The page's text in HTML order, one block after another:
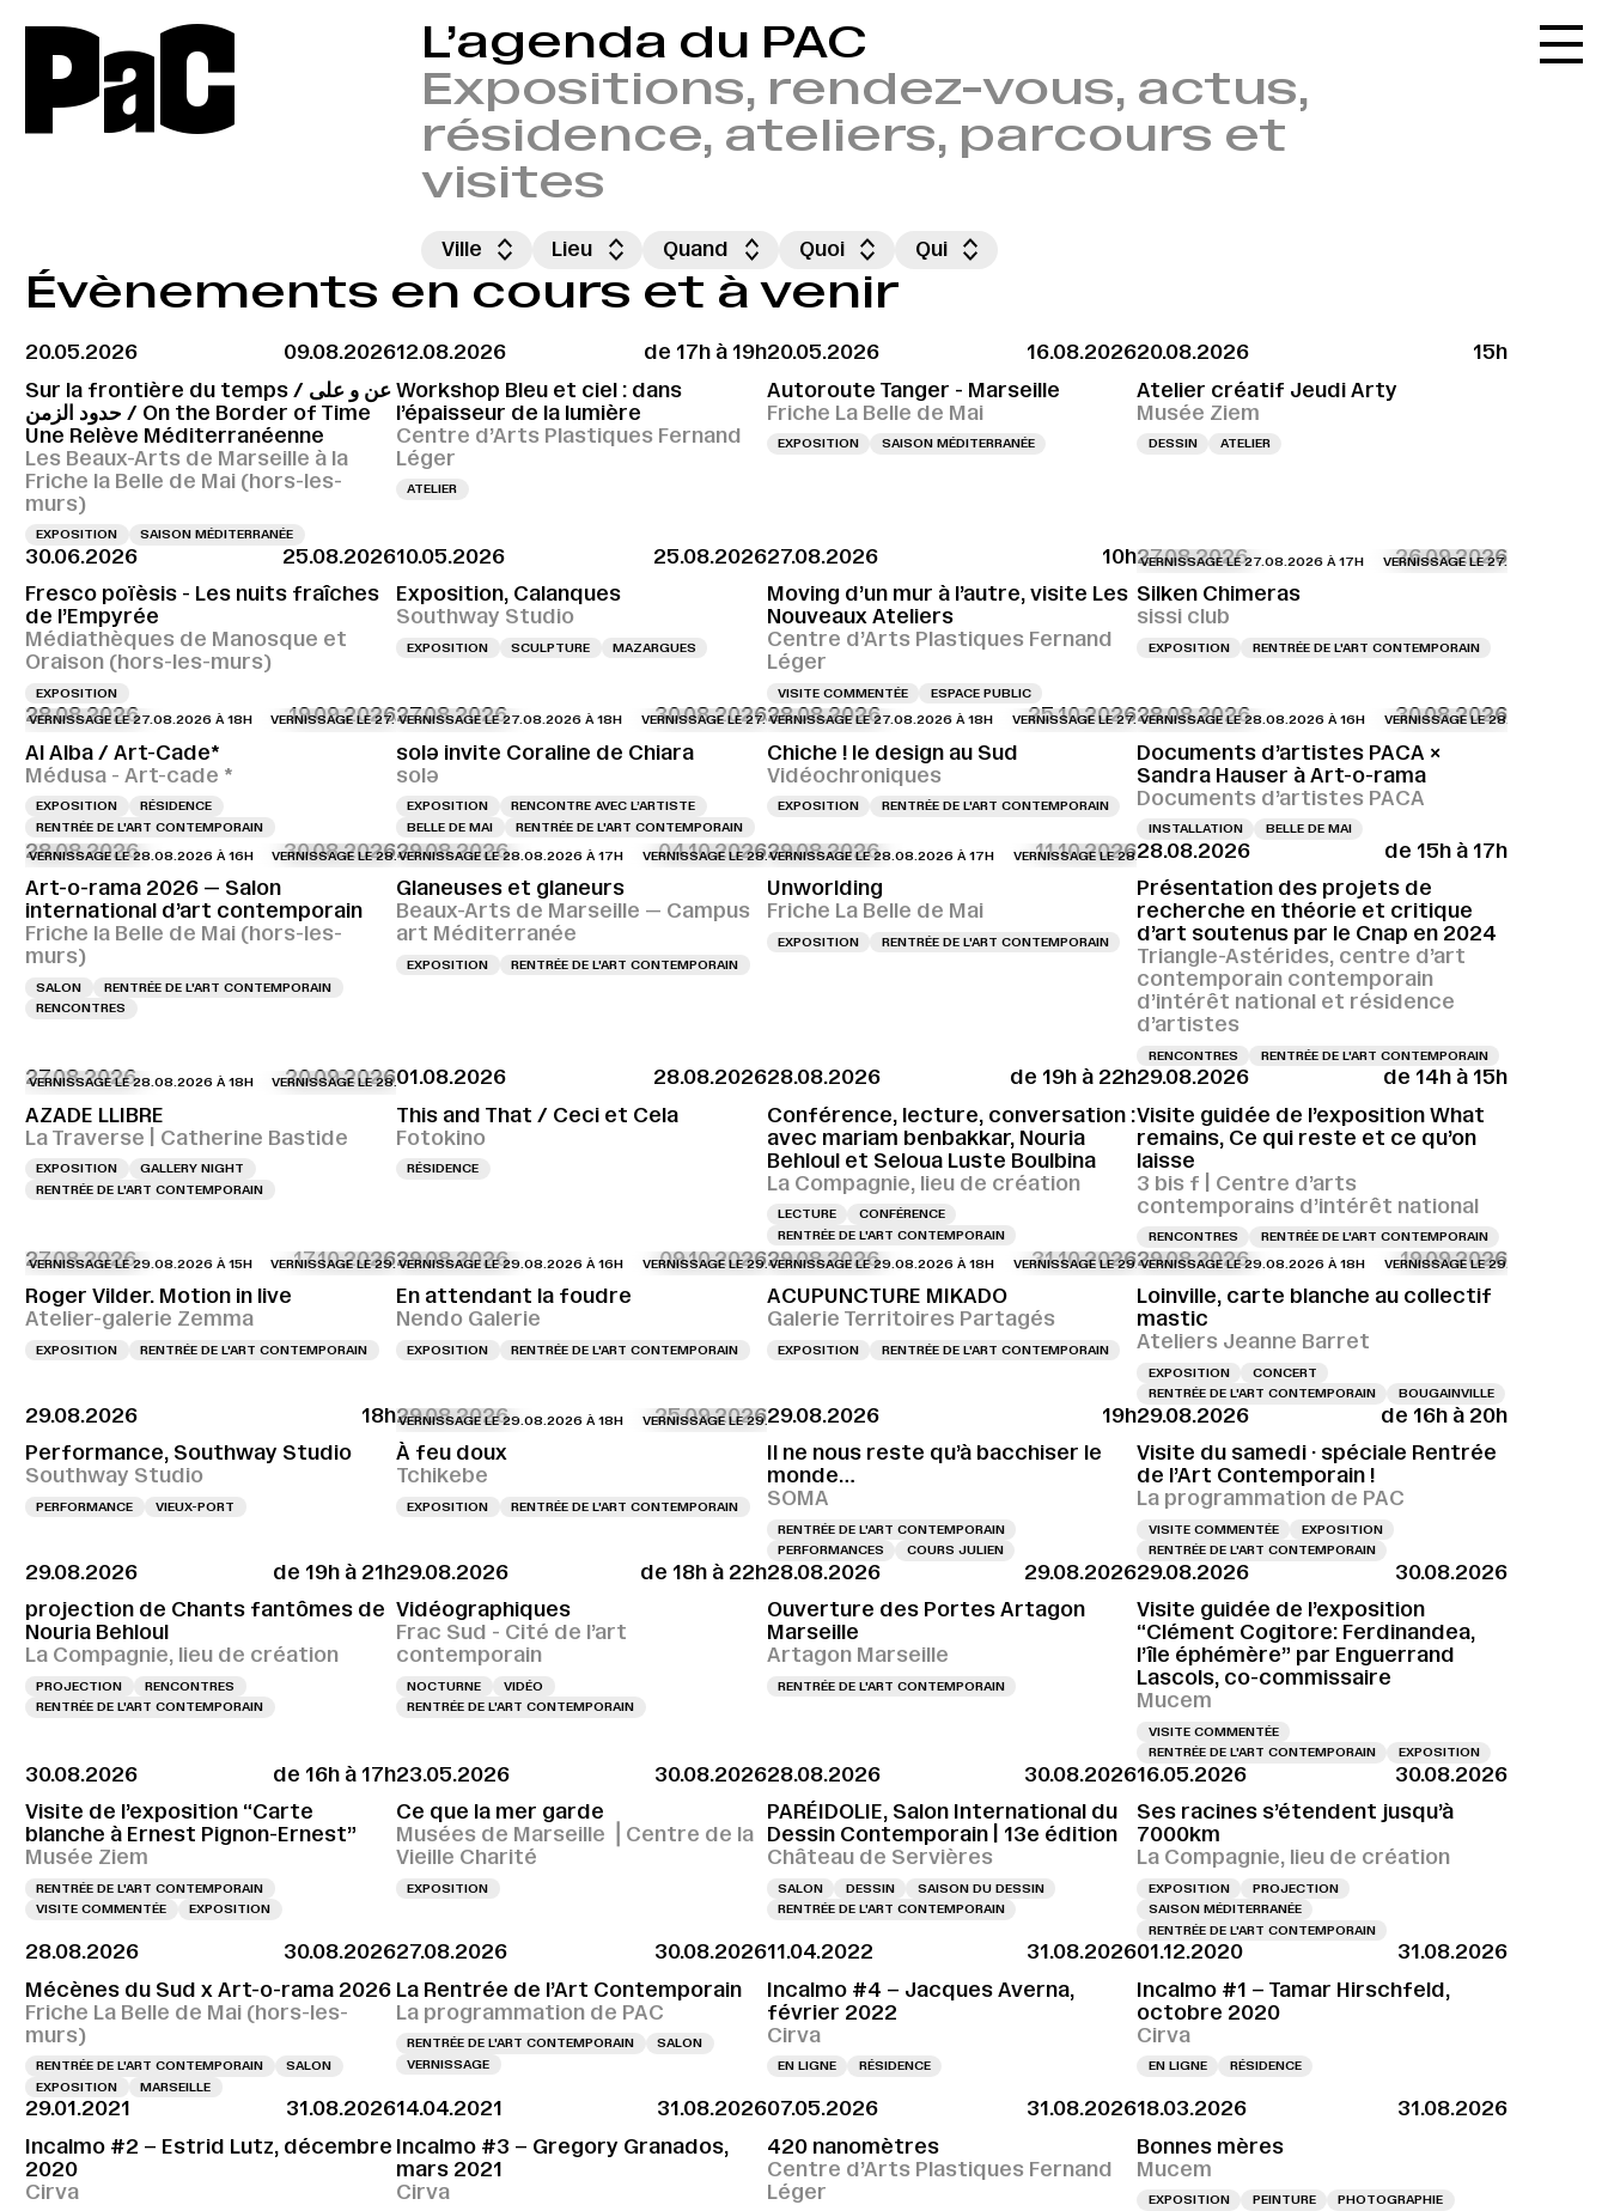
PaC
Accueil
Le journal
L’agenda du PAC
Expositions, rendez-vous, actus,
résidence, ateliers, parcours et
visites
Ville Lieu Quand Quoi Qui
Évènements en cours et à venir
20.05.2026
09.08.2026
Sur la frontière du temps / عن و على
حدود الزمن / On the Border of Time
Une Relève Méditerranéenne
Les Beaux-Arts de Marseille à la
Friche la Belle de Mai (hors-les-
murs)
EXPOSITION SAISON MÉDITERRANÉE
12.08.2026
de 17h à 19h
Workshop Bleu et ciel : dans
l’épaisseur de la lumière
Centre d’Arts Plastiques Fernand
Léger
ATELIER
20.05.2026
16.08.2026
Autoroute Tanger - Marseille
Friche La Belle de Mai
EXPOSITION SAISON MÉDITERRANÉE
20.08.2026
15h
Atelier créatif Jeudi Arty
Musée Ziem
DESSIN ATELIER
30.06.2026
25.08.2026
Fresco poïèsis - Les nuits fraîches
de l’Empyrée
Médiathèques de Manosque et
Oraison (hors-les-murs)
EXPOSITION
10.05.2026
25.08.2026
Exposition, Calanques
Southway Studio
EXPOSITION SCULPTURE MAZARGUES
27.08.2026
10h
Moving d’un mur à l’autre, visite Les
Nouveaux Ateliers
Centre d’Arts Plastiques Fernand
Léger
VISITE COMMENTÉE ESPACE PUBLIC
27.08.2026 26.09.2026
VERNISSAGE LE 27.08.2026 À 17H VERNISSAGE LE 27.08.2026 À 17H
Silken Chimeras
sissi club
EXPOSITION RENTRÉE DE L'ART CONTEMPORAIN
28.08.2026 19.09.2026
LE 27.08.2026 À 18H VERNISSAGE LE 27.08.2026 À 18H VERNISSAGE LE 27.08.2026 À 18H VERNISSAGE LE 27.08.2026 À 18H VERNISSAGE LE 27.08.2026 À 18H VERNISSAGE LE 27.08.2026 À 18H
Al Alba / Art-Cade*
Médusa - Art-cade *
EXPOSITION
RÉSIDENCE
RENTRÉE DE L'ART CONTEMPORAIN
27.08.2026 30.08.2026
VERNISSAGE LE 27.08.2026 À 18H VERNISSAGE LE 27.08.2026 À 18H VERNISSAGE LE 27.08.2026 À 18H VERNISSAGE LE 27.08.2026 À 18H VERNISSAGE LE 27.08.2026 À 18H
solə invite Coraline de Chiara
solə
EXPOSITION
RENCONTRE AVEC L’ARTISTE
BELLE DE MAI
RENTRÉE DE L'ART CONTEMPORAIN
28.08.2026 25.10.2026
VERNISSAGE LE 27.08.2026 À 18H VERNISSAGE LE 27.08.2026 À 18H VERNISSAGE LE 27.08.2026 À 18H VERNISSAGE LE
Chiche ! le design au Sud
Vidéochroniques
EXPOSITION RENTRÉE DE L'ART CONTEMPORAIN
28.08.2026 30.08.2026
VERNISSAGE LE 28.08.2026 À 16H VERNISSAGE LE 28.08.2026 À 16H
Documents d’artistes PACA ×
Sandra Hauser à Art-o-rama
Documents d’artistes PACA
INSTALLATION BELLE DE MAI
28.08.2026 30.08.2026
LE 28.08.2026 À 16H VERNISSAGE LE 28.08.2026 À 16H VERNISSAGE LE 28.08.2026 À 16H VERNISSAGE LE 28.08.2026 À 16H VERNISSAGE LE 28.08.2026 À 16H VERNISSAGE LE 28.08.2026 À 16H
Art-o-rama 2026 — Salon
international d’art contemporain
Friche la Belle de Mai (hors-les-
murs)
SALON
RENTRÉE DE L'ART CONTEMPORAIN
RENCONTRES
29.08.2026 04.10.2026
VERNISSAGE LE 28.08.2026 À 17H VERNISSAGE LE 28.08.2026 À 17H VERNISSAGE LE 28.08.2026 À 17H VERNISSAGE LE 28.08.2026 À 17H VERNISSAGE LE 28.08.2026 À 17H
Glaneuses et glaneurs
Beaux-Arts de Marseille — Campus
art Méditerranée
EXPOSITION RENTRÉE DE L'ART CONTEMPORAIN
29.08.2026 11.10.2026
VERNISSAGE LE 28.08.2026 À 17H VERNISSAGE LE 28.08.2026 À 17H VERNISSAGE LE 28.08.2026 À 17H VERNISSAGE LE
Unworlding
Friche La Belle de Mai
EXPOSITION RENTRÉE DE L'ART CONTEMPORAIN
28.08.2026
de 15h à 17h
Présentation des projets de
recherche en théorie et critique
d’art soutenus par le Cnap en 2024
Triangle-Astérides, centre d’art
contemporain contemporain
d’intérêt national et résidence
d’artistes
RENCONTRES RENTRÉE DE L'ART CONTEMPORAIN
27.08.2026 20.09.2026
LE 28.08.2026 À 18H VERNISSAGE LE 28.08.2026 À 18H VERNISSAGE LE 28.08.2026 À 18H VERNISSAGE LE 28.08.2026 À 18H VERNISSAGE LE 28.08.2026 À 18H VERNISSAGE LE 28.08.2026 À 18H
AZADE LLIBRE
La Traverse | Catherine Bastide
EXPOSITION
GALLERY NIGHT
RENTRÉE DE L'ART CONTEMPORAIN
01.08.2026
28.08.2026
This and That / Ceci et Cela
Fotokino
RÉSIDENCE
28.08.2026
de 19h à 22h
Conférence, lecture, conversation :
avec mariam benbakkar, Nouria
Behloul et Seloua Luste Boulbina
La Compagnie, lieu de création
LECTURE
CONFÉRENCE
RENTRÉE DE L'ART CONTEMPORAIN
29.08.2026
de 14h à 15h
Visite guidée de l’exposition What
remains, Ce qui reste et ce qu’on
laisse
3 bis f | Centre d’arts
contemporains d’intérêt national
RENCONTRES RENTRÉE DE L'ART CONTEMPORAIN
27.08.2026 17.10.2026
LE 29.08.2026 À 15H VERNISSAGE LE 29.08.2026 À 15H VERNISSAGE LE 29.08.2026 À 15H VERNISSAGE LE 29.08.2026 À 15H VERNISSAGE LE 29.08.2026 À 15H VERNISSAGE LE 29.08.2026 À 15H
Roger Vilder. Motion in live
Atelier-galerie Zemma
EXPOSITION RENTRÉE DE L'ART CONTEMPORAIN
29.08.2026 09.10.2026
VERNISSAGE LE 29.08.2026 À 16H VERNISSAGE LE 29.08.2026 À 16H VERNISSAGE LE 29.08.2026 À 16H VERNISSAGE LE 29.08.2026 À 16H VERNISSAGE LE 29.08.2026 À 16H
En attendant la foudre
Nendo Galerie
EXPOSITION RENTRÉE DE L'ART CONTEMPORAIN
29.08.2026 31.10.2026
VERNISSAGE LE 29.08.2026 À 18H VERNISSAGE LE 29.08.2026 À 18H VERNISSAGE LE 29.08.2026 À 18H VERNISSAGE LE
ACUPUNCTURE MIKADO
Galerie Territoires Partagés
EXPOSITION RENTRÉE DE L'ART CONTEMPORAIN
29.08.2026 19.09.2026
VERNISSAGE LE 29.08.2026 À 18H VERNISSAGE LE 29.08.2026 À 18H
Loinville, carte blanche au collectif
mastic
Ateliers Jeanne Barret
EXPOSITION
CONCERT
RENTRÉE DE L'ART CONTEMPORAIN
BOUGAINVILLE
29.08.2026
18h
Performance, Southway Studio
Southway Studio
PERFORMANCE VIEUX-PORT
29.08.2026 25.09.2026
VERNISSAGE LE 29.08.2026 À 18H VERNISSAGE LE 29.08.2026 À 18H VERNISSAGE LE 29.08.2026 À 18H VERNISSAGE LE 29.08.2026 À 18H VERNISSAGE LE 29.08.2026 À 18H
À feu doux
Tchikebe
EXPOSITION RENTRÉE DE L'ART CONTEMPORAIN
29.08.2026
19h
Il ne nous reste qu’à bacchiser le
monde…
SOMA
RENTRÉE DE L'ART CONTEMPORAIN
PERFORMANCES
COURS JULIEN
29.08.2026
de 16h à 20h
Visite du samedi · spéciale Rentrée
de l’Art Contemporain !
La programmation de PAC
VISITE COMMENTÉE
EXPOSITION
RENTRÉE DE L'ART CONTEMPORAIN
29.08.2026
de 19h à 21h
projection de Chants fantômes de
Nouria Behloul
La Compagnie, lieu de création
PROJECTION
RENCONTRES
RENTRÉE DE L'ART CONTEMPORAIN
29.08.2026
de 18h à 22h
Vidéographiques
Frac Sud - Cité de l’art
contemporain
NOCTURNE
VIDÉO
RENTRÉE DE L'ART CONTEMPORAIN
28.08.2026
29.08.2026
Ouverture des Portes Artagon
Marseille
Artagon Marseille
RENTRÉE DE L'ART CONTEMPORAIN
29.08.2026
30.08.2026
Visite guidée de l’exposition
“Clément Cogitore: Ferdinandea,
l’île éphémère” par Enguerrand
Lascols, co-commissaire
Mucem
VISITE COMMENTÉE
RENTRÉE DE L'ART CONTEMPORAIN
EXPOSITION
30.08.2026
de 16h à 17h
Visite de l’exposition “Carte
blanche à Ernest Pignon-Ernest”
Musée Ziem
RENTRÉE DE L'ART CONTEMPORAIN
VISITE COMMENTÉE
EXPOSITION
23.05.2026
30.08.2026
Ce que la mer garde
Musées de Marseille ⎪Centre de la
Vieille Charité
EXPOSITION
28.08.2026
30.08.2026
PARÉIDOLIE, Salon International du
Dessin Contemporain | 13e édition
Château de Servières
SALON DESSIN
SAISON DU DESSIN
RENTRÉE DE L'ART CONTEMPORAIN
16.05.2026
30.08.2026
Ses racines s’étendent jusqu’à
7000km
La Compagnie, lieu de création
EXPOSITION
PROJECTION
SAISON MÉDITERRANÉE
RENTRÉE DE L'ART CONTEMPORAIN
28.08.2026
30.08.2026
Mécènes du Sud x Art-o-rama 2026
Friche La Belle de Mai (hors-les-
murs)
RENTRÉE DE L'ART CONTEMPORAIN
SALON
EXPOSITION
MARSEILLE
27.08.2026
30.08.2026
La Rentrée de l’Art Contemporain
La programmation de PAC
RENTRÉE DE L'ART CONTEMPORAIN
SALON
VERNISSAGE
11.04.2022
31.08.2026
Incalmo #4 – Jacques Averna,
février 2022
Cirva
EN LIGNE RÉSIDENCE
01.12.2020
31.08.2026
Incalmo #1 – Tamar Hirschfeld,
octobre 2020
Cirva
EN LIGNE RÉSIDENCE
29.01.2021
31.08.2026
Incalmo #2 – Estrid Lutz, décembre
2020
Cirva
14.04.2021
31.08.2026
Incalmo #3 – Gregory Granados,
mars 2021
Cirva
07.05.2026
31.08.2026
420 nanomètres
Centre d’Arts Plastiques Fernand
Léger
18.03.2026
31.08.2026
Bonnes mères
Mucem
EXPOSITION PEINTURE
PHOTOGRAPHIE